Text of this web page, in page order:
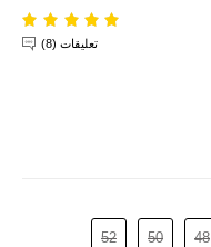
تعليقات (8)
48
50
52